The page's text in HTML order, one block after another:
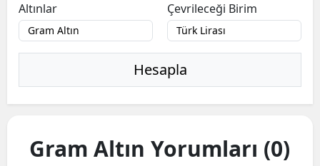
Altınlar
Çevrileceği Birim
Hesapla
Gram Altın Yorumları (0)